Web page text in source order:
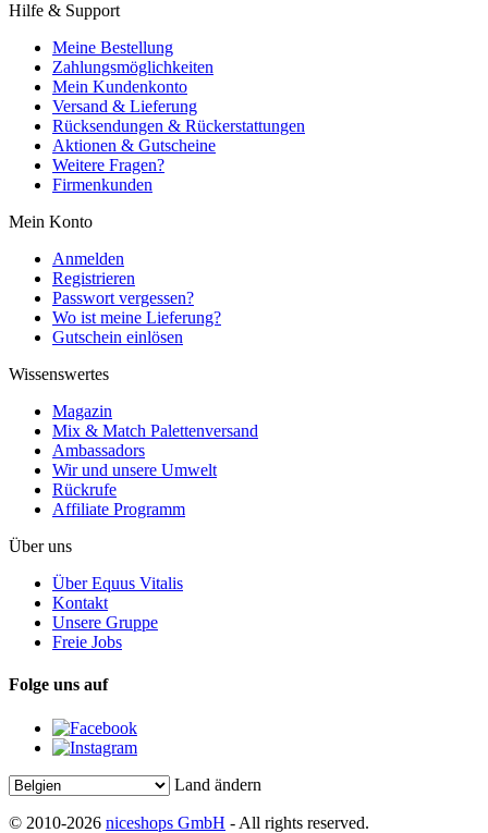
Hilfe & Support
Meine Bestellung
Zahlungsmöglichkeiten
Mein Kundenkonto
Versand & Lieferung
Rücksendungen & Rückerstattungen
Aktionen & Gutscheine
Weitere Fragen?
Firmenkunden
Mein Konto
Anmelden
Registrieren
Passwort vergessen?
Wo ist meine Lieferung?
Gutschein einlösen
Wissenswertes
Magazin
Mix & Match Palettenversand
Ambassadors
Wir und unsere Umwelt
Rückrufe
Affiliate Programm
Über uns
Über Equus Vitalis
Kontakt
Unsere Gruppe
Freie Jobs
Folge uns auf
Land ändern
© 2010-2026 niceshops GmbH - All rights reserved.